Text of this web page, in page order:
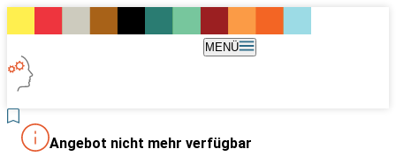
MENÜ
Angebot nicht mehr verfügbar